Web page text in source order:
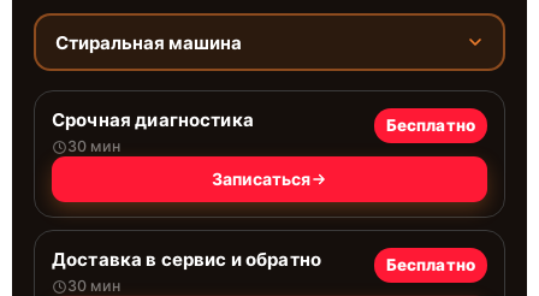
Стиральная машина
Срочная диагностика
30 мин
Бесплатно
Записаться
Доставка в сервис и обратно
30 мин
Бесплатно